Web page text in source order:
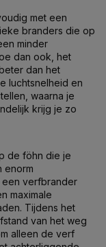
met een
branders die op
minder
dan ook, het
dan het
luchtsnelheid en
waarna je
krijg je zo
de föhn die je
enorm
een verfbrander
maximale
Tijdens het
van het weg
alleen de verf